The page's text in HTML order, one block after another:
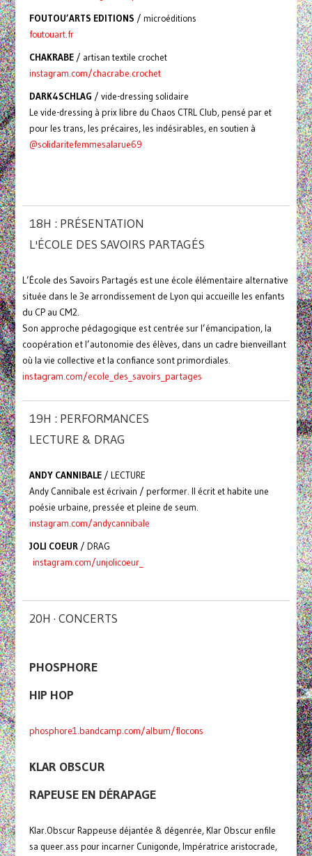
FOUTOU’ARTS EDITIONS / microéditions
foutouart.fr
CHAKRABE/ artisan textile crochet
instagram.com/chacrabe.crochet
DARK4SCHLAG / vide-dressing solidaire
Le vide-dressing à prix libre du Chaos CTRL Club, pensé par et
pour les trans, les précaires, les indésirables, en soutien à
@solidaritefemmesalarue69
18H : PRÉSENTATION
L'ÉCOLE DES SAVOIRS PARTAGÉS
L’École des Savoirs Partagés est une école élémentaire alternative
située dans le 3e arrondissement de Lyon qui accueille les enfants
du CP au CM2.
Son approche pédagogique est centrée sur l’émancipation, la
coopération et l’autonomie des élèves, dans un cadre bienveillant
où la vie collective et la confiance sont primordiales.
instagram.com/ecole_des_savoirs_partages
19H : PERFORMANCES
LECTURE & DRAG
ANDY CANNIBALE/ LECTURE
Andy Cannibale est écrivain / performer. Il écrit et habite une
poésie urbaine, pressée et pleine de seum.
instagram.com/andycannibale
JOLI COEUR/ DRAG
instagram.com/unjolicoeur_
20H · CONCERTS
PHOSPHORE
HIP HOP
phosphore1.bandcamp.com/album/flocons
KLAR OBSCUR
RAPEUSE EN DÉRAPAGE
Klar.Obscur Rappeuse déjantée & dégenrée, Klar Obscur enfile
sa queer.ass pour incarner Cunigonde, Impératrice aristocrade,